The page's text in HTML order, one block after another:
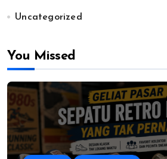
Uncategorized
You Missed